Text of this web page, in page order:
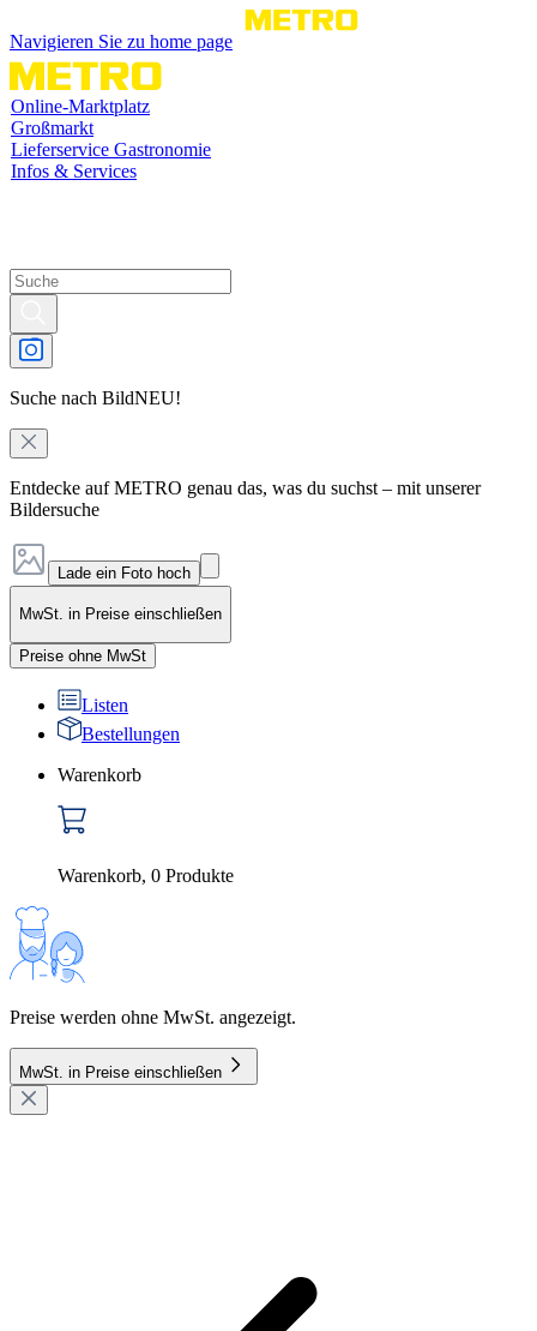
Navigieren Sie zu home page
Online-Marktplatz
Großmarkt
Lieferservice Gastronomie
Infos & Services
Suche nach BildNEU!
Entdecke auf METRO genau das, was du suchst – mit unserer
Bildersuche
Lade ein Foto hoch
MwSt. in Preise einschließen
Preise ohne MwSt
Listen
Bestellungen
Warenkorb
Warenkorb, 0 Produkte
Preise werden ohne MwSt. angezeigt.
MwSt. in Preise einschließen